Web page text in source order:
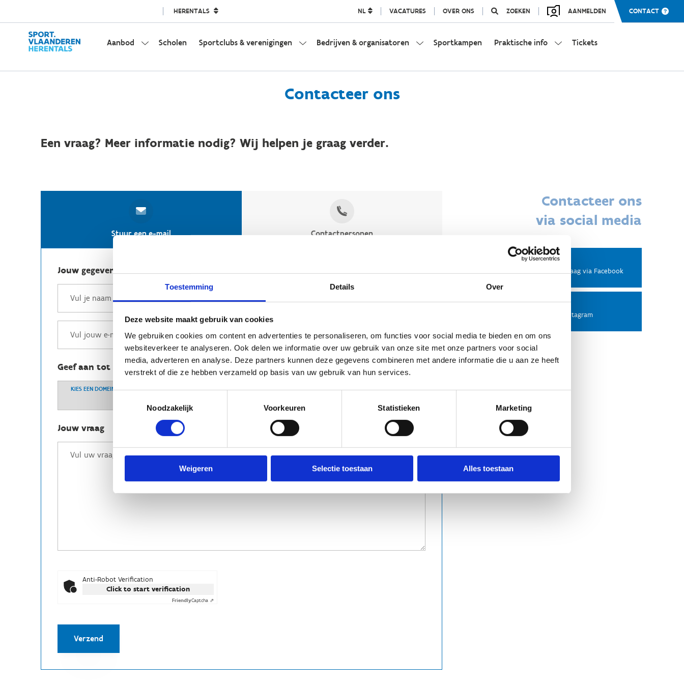
Toestemming Details Over
Deze website maakt gebruik van cookies
We gebruiken cookies om content en advertenties te personaliseren, om functies voor social media te bieden en om ons
websiteverkeer te analyseren. Ook delen we informatie over uw gebruik van onze site met onze partners voor social
media, adverteren en analyse. Deze partners kunnen deze gegevens combineren met andere informatie die u aan ze heeft
verstrekt of die ze hebben verzameld op basis van uw gebruik van hun services.
Noodzakelijk
Voorkeuren Statistieken Marketing
Weigeren Selectie toestaan Alles toestaan
HERENTALS NL VACATURES OVER ONS ZOEKEN AANMELDEN CONTACT
Aanbod Scholen Sportclubs & verenigingen Bedrijven & organisatoren Sportkampen Praktische info Tickets
Contacteer ons
Een vraag? Meer informatie nodig? Wij helpen je graag verder.
Stuur een e-mail Contactpersonen
Jouw gegevens
Geef aan tot welk domein jouw vraag behoort
KIES EEN DOMEIN
Jouw vraag
Anti-Robot Verification
Click to start verification
FriendlyCaptcha ⇗
Verzend
Contacteer ons
via social media
Facebook
Stel ons een vraag via Facebook
Instagram
Volg ons op Instagram